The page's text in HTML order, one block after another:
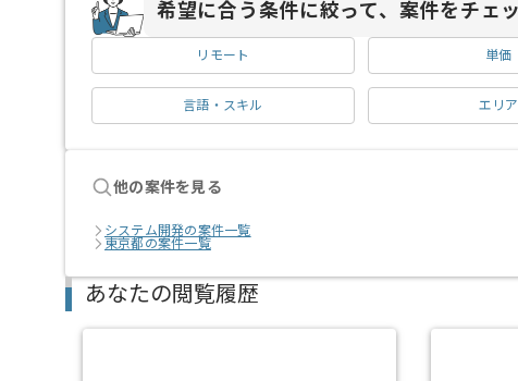
希望に合う条件に絞って、案件をチェ
リモート 単価
言語・スキル エリア
他の案件を見る
システム開発の案件一覧
東京都の案件一覧
あなたの閲覧履歴